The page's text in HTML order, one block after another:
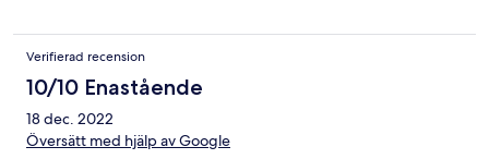
Verifierad recension
10/10 Enastående
18 dec. 2022
Översätt med hjälp av Google